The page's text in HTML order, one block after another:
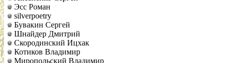
Эсс Роман
silverpoetry
Бувакин Сергей
Шнайдер Дмитрий
Скородинский Ицхак
Котиков Владимир
Миропольский Владимир